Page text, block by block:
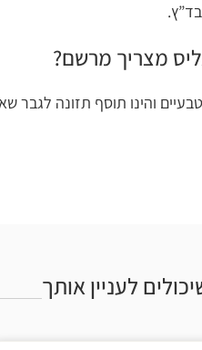
מרשם?
תוסף תזונה לגבר שאינו
אותך